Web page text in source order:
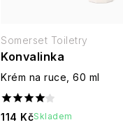
Konvalinka
Krém na ruce, 60 ml
114 KčSkladem
Somerset Toiletry